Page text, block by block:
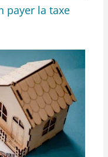
payer la taxe